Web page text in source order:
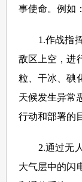
事使命。例如：
1.作战指挥
敌区上空，进
粒、干冰、碘
天候发生异常
行动和部署的
2.通过无人
大气层中的闪